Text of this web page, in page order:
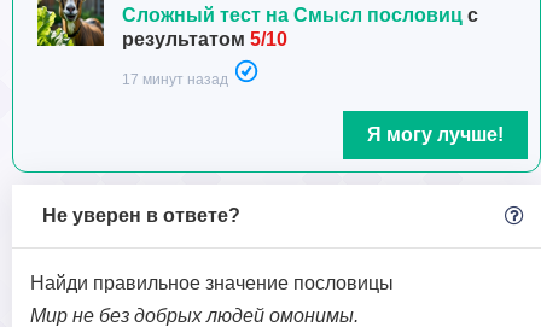
Сложный тест на Смысл пословиц с
результатом 5/10
17 минут назад
Я могу лучше!
Не уверен в ответе?
Найди правильное значение пословицы
Мир не без добрых людей омонимы.